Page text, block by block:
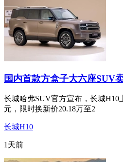
国内首款方盒子大六座SUV
长城哈弗SUV官方宣布，长城H10
元，限时换新价20.18万至2
长城H10
1天前